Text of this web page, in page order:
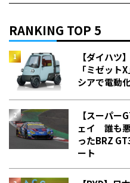
RANKING TOP 5
【ダイハツ
「ミゼッ
シアで電動
【スーパー
ェイ 誰も
った――BRZ
ート